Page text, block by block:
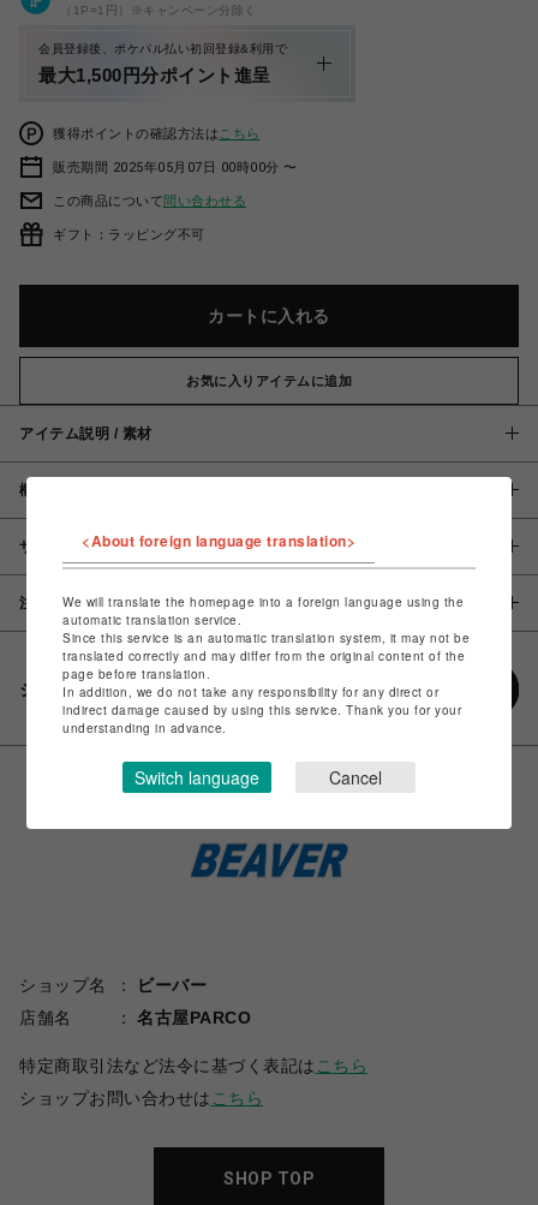
（1P=1円）※キャンペーン分除く
会員登録後、ポケパル払い初回登録&利用で
最大1,500円分ポイント進呈
獲得ポイントの確認方法は こちら
販売期間 2025年05月07日 00時00分 〜
この商品について問い合わせる
ギフト：ラッピング不可
カートに入れる
お気に入りアイテムに追加
アイテム説明 / 素材
概要
サイズ
注意事項
シェアする
ショップ名
ビーバー
店舗名
名古屋PARCO
特定商取引法など法令に基づく表記は こちら
ショップお問い合わせは こちら
SHOP TOP
<About foreign language translation>
We will translate the homepage into a foreign language using the
automatic translation service.
Since this service is an automatic translation system, it may not be
translated correctly and may differ from the original content of the
page before translation.
In addition, we do not take any responsibility for any direct or
indirect damage caused by using this service. Thank you for your
understanding in advance.
Switch language Cancel